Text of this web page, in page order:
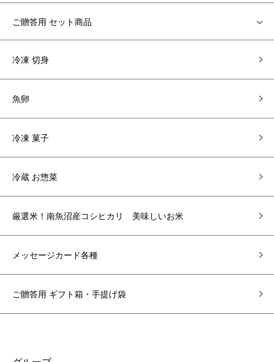
ご贈答用 セット商品
冷凍 切身
魚卵
冷凍 菓子
冷蔵 お惣菜
厳選米！南魚沼産コシヒカリ 美味しいお米
メッセージカード各種
ご贈答用 ギフト箱・手提げ袋